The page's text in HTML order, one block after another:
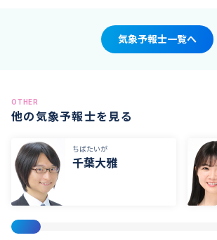
気象予報士一覧へ
OTHER
他の気象予報士を見る
ちばたいが
千葉大雅